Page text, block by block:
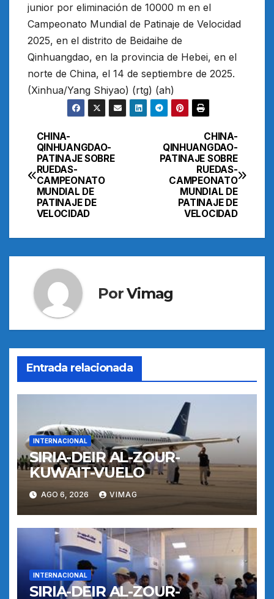
junior por eliminación de 10000 m en el
Campeonato Mundial de Patinaje de Velocidad
2025, en el distrito de Beidaihe de
Qinhuangdao, en la provincia de Hebei, en el
norte de China, el 14 de septiembre de 2025.
(Xinhua/Yang Shiyao) (rtg) (ah)
Navegación
de
entradas
CHINA-
QINHUANGDAO-
PATINAJE SOBRE
RUEDAS-
CAMPEONATO
MUNDIAL DE
PATINAJE DE
VELOCIDAD
CHINA-
QINHUANGDAO-
PATINAJE SOBRE
RUEDAS-
CAMPEONATO
MUNDIAL DE
PATINAJE DE
VELOCIDAD
PorVimag
Entrada relacionada
INTERNACIONAL
SIRIA-DEIR AL-ZOUR-
KUWAIT-VUELO
AGO 6, 2026 VIMAG
INTERNACIONAL
SIRIA-DEIR AL-ZOUR-